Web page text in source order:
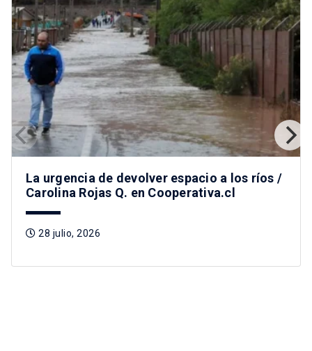
La urgencia de devolver espacio a los ríos /
Carolina Rojas Q. en Cooperativa.cl
28 julio, 2026